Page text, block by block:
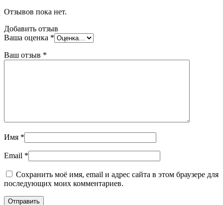
Отзывов пока нет.
Добавить отзыв
Ваша оценка *
Ваш отзыв *
Имя *
Email *
Сохранить моё имя, email и адрес сайта в этом браузере для
последующих моих комментариев.